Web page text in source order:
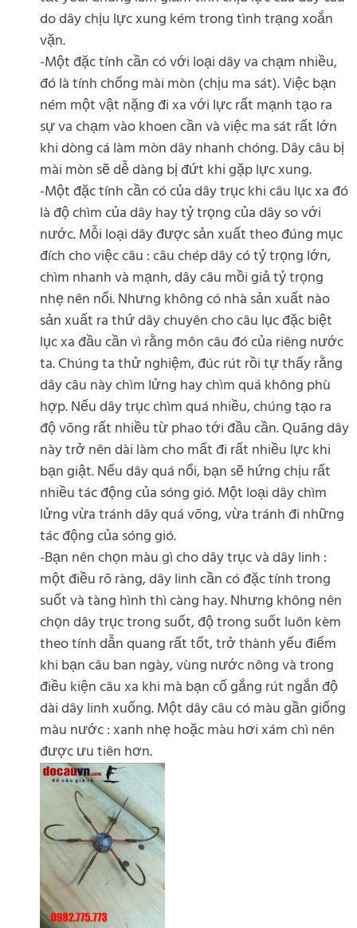
do dây chịu lực xung kém trong tình trạng xoắn
vặn.
-Một đặc tính cần có với loại dây va chạm nhiều,
đó là tính chống mài mòn (chịu ma sát). Việc bạn
ném một vật nặng đi xa với lực rất mạnh tạo ra
sự va chạm vào khoen cần và việc ma sát rất lớn
khi dòng cá làm mòn dây nhanh chóng. Dây câu bị
mài mòn sẽ dễ dàng bị đứt khi gặp lực xung.
-Một đặc tính cần có của dây trục khi câu lục xa đó
là độ chìm của dây hay tỷ trọng của dây so với
nước. Mỗi loại dây được sản xuất theo đúng mục
đích cho việc câu : câu chép dây có tỷ trọng lớn,
chìm nhanh và mạnh, dây câu mồi giả tỷ trọng
nhẹ nên nổi. Nhưng không có nhà sản xuất nào
sản xuất ra thứ dây chuyên cho câu lục đặc biệt
lục xa đầu cần vì rằng môn câu đó của riêng nước
ta. Chúng ta thử nghiệm, đúc rút rồi tự thấy rằng
dây câu này chìm lửng hay chìm quá không phù
hợp. Nếu dây trục chìm quá nhiều, chúng tạo ra
độ võng rất nhiều từ phao tới đầu cần. Quãng dây
này trở nên dài làm cho mất đi rất nhiều lực khi
bạn giật. Nếu dây quá nổi, bạn sẽ hứng chịu rất
nhiều tác động của sóng gió. Một loại dây chìm
lửng vừa tránh dây quá võng, vừa tránh đi những
tác động của sóng gió.
-Bạn nên chọn màu gì cho dây trục và dây linh :
một điều rõ ràng, dây linh cần có đặc tính trong
suốt và tàng hình thì càng hay. Nhưng không nên
chọn dây trục trong suốt, độ trong suốt luôn kèm
theo tính dẫn quang rất tốt, trở thành yếu điểm
khi bạn câu ban ngày, vùng nước nông và trong
điều kiện câu xa khi mà bạn cố gắng rút ngắn độ
dài dây linh xuống. Một dây câu có màu gần giống
màu nước : xanh nhẹ hoặc màu hơi xám chì nên
được ưu tiên hơn.